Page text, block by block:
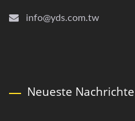
info@yds.com.tw
Neueste